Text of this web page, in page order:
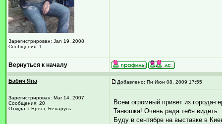
Зарегистрирован: Jan 19, 2008
Сообщения: 1
Вернуться к началу
Бабич Яна
Зарегистрирован: Mar 14, 2007
Сообщения: 20
Откуда: г.Брест, Беларусь
Добавлено: Пн Июн 08, 2009 17:55
Всем огромный привет из города-
Танюшка! Очень рада тебя
Буду в сентябре на выставке в